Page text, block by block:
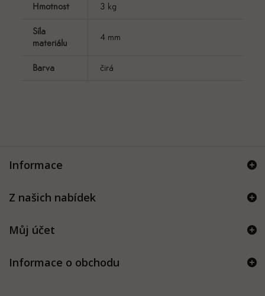
Hmotnost 3 kg
Síla
materiálu
4 mm
Barva čirá
Informace
Z našich nabídek
Můj účet
Informace o obchodu